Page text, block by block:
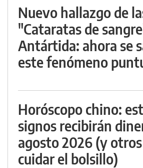
Nuevo hallazgo de
"Cataratas de
Antártida: ahora se
este fenómeno
Horóscopo chino:
signos recibirán
agosto 2026 (y
cuidar el bolsillo)